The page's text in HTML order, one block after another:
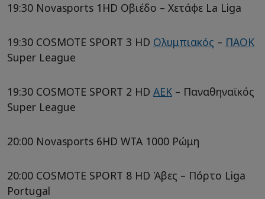
19:30 Novasports 1HD Οβιέδο – Χετάφε La Liga
19:30 COSMOTE SPORT 3 HD Ολυμπιακός – ΠΑΟΚ
Super League
19:30 COSMOTE SPORT 2 HD ΑΕΚ – Παναθηναϊκός
Super League
20:00 Novasports 6HD WTA 1000 Ρώμη
20:00 COSMOTE SPORT 8 HD Άβες – Πόρτο Liga
Portugal